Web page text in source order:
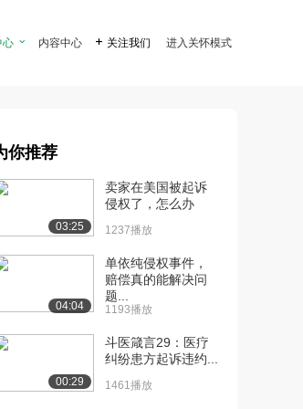
心  内容中心  关注我们 进入关怀模式
你推荐
03:25
卖家在美国被起诉
侵权了，怎么办
1237播放
04:04
单依纯侵权事件，
赔偿真的能解决问
题...
1193播放
00:29
斗医箴言29：医疗
纠纷患方起诉违约...
1461播放